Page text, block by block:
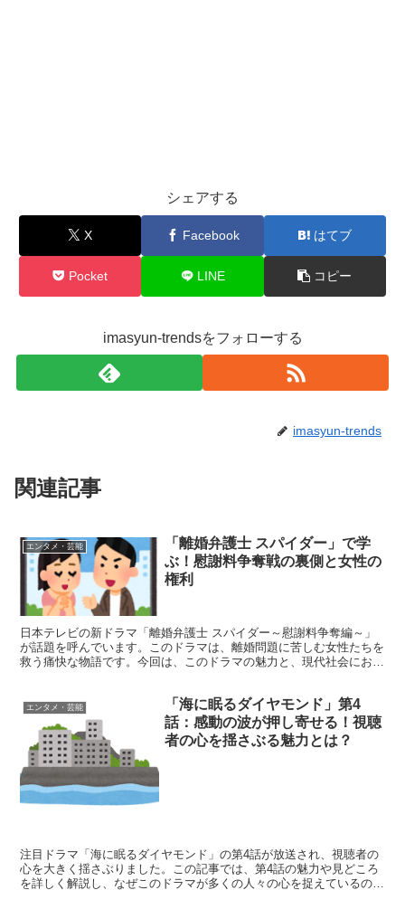
シェアする
X Facebook はてブ
Pocket LINE コピー
imasyun-trendsをフォローする
imasyun-trends
関連記事
エンタメ・芸能
「離婚弁護士 スパイダー」で学
ぶ！慰謝料争奪戦の裏側と女性の
権利
日本テレビの新ドラマ「離婚弁護士 スパイダー～慰謝料争奪編～」
が話題を呼んでいます。このドラマは、離婚問題に苦しむ女性たちを
救う痛快な物語です。今回は、このドラマの魅力と、現代社会におけ
エンタメ・芸能
「海に眠るダイヤモンド」第4
話：感動の波が押し寄せる！視聴
者の心を揺さぶる魅力とは？
注目ドラマ「海に眠るダイヤモンド」の第4話が放送され、視聴者の
心を大きく揺さぶりました。この記事では、第4話の魅力や見どころ
を詳しく解説し、なぜこのドラマが多くの人々の心を捉えているのか